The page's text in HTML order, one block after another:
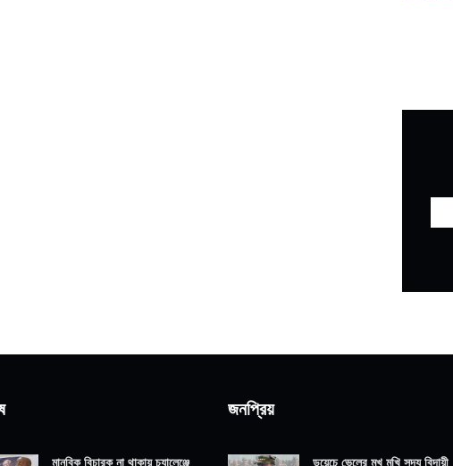
মানবিক বিচারক না থাকায় চ্যালেঞ্জে
জনপ্রিয়
ডয়েচে ভেলের মুখ মুখি সদ্য বিদায়ী